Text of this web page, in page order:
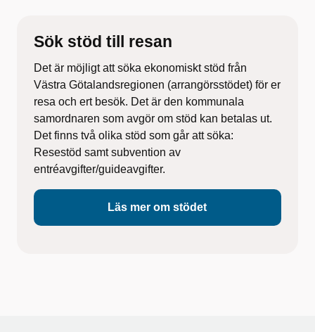
Sök stöd till resan
Det är möjligt att söka ekonomiskt stöd från
Västra Götalandsregionen (arrangörsstödet) för er
resa och ert besök. Det är den kommunala
samordnaren som avgör om stöd kan betalas ut.
Det finns två olika stöd som går att söka:
Resestöd samt subvention av
entréavgifter/guideavgifter.
Läs mer om stödet